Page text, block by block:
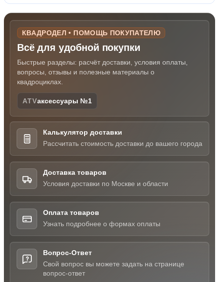
КВАДРОДЕЛ • ПОМОЩЬ ПОКУПАТЕЛЮ
Всё для удобной покупки
Быстрые разделы: расчёт доставки, условия оплаты,
вопросы, отзывы и полезные материалы о
квадроциклах.
ATVаксессуары №1
Калькулятор доставки
Рассчитать стоимость доставки до вашего города
Доставка товаров
Условия доставки по Москве и области
Оплата товаров
Узнать подробнее о формах оплаты
Вопрос-Ответ
Свой вопрос вы можете задать на странице
вопрос-ответ